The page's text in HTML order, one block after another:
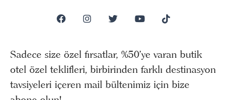
Sadece size özel fırsatlar, %50’ye varan butik
otel özel teklifleri, birbirinden farklı destinasyon
tavsiyeleri içeren mail bültenimiz için bize